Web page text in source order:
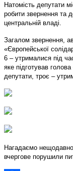
Натомість депутати
робити звернення та
центральній владі.
Загалом звернення,
«Європейської
6 – утрималися під
яке підготував
депутати, троє –
Нагадаємо
вчергове порушили